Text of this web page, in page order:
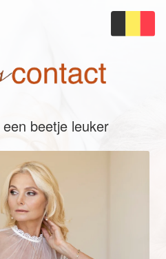
beetje leuker